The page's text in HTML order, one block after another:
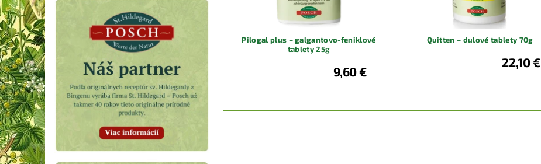
Pilogal plus – galgantovo-feniklové
tablety 25g
9,60 €
Quitten – dulové tablety 70g
22,10 €